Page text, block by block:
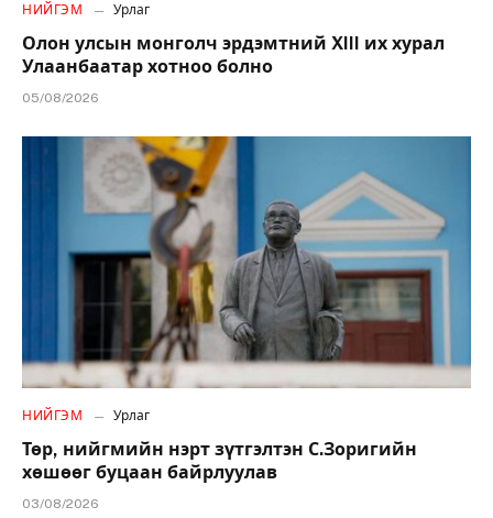
НИЙГЭМ Урлаг
Олон улсын монголч эрдэмтний XIII их хурал
Улаанбаатар хотноо болно
05/08/2026
НИЙГЭМ Урлаг
Төр, нийгмийн нэрт зүтгэлтэн С.Зоригийн
хөшөөг буцаан байрлуулав
03/08/2026